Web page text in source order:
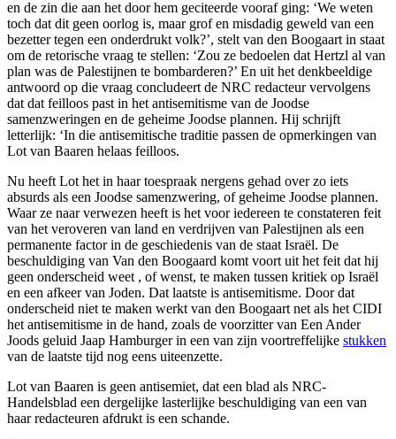
en de zin die aan het door hem geciteerde vooraf ging: ‘We weten
toch dat dit geen oorlog is, maar grof en misdadig geweld van een
bezetter tegen een onderdrukt volk?’, stelt van den Boogaart in staat
om de retorische vraag te stellen: ‘Zou ze bedoelen dat Hertzl al van
plan was de Palestijnen te bombarderen?’ En uit het denkbeeldige
antwoord op die vraag concludeert de NRC redacteur vervolgens
dat dat feilloos past in het antisemitisme van de Joodse
samenzweringen en de geheime Joodse plannen. Hij schrijft
letterlijk: ‘In die antisemitische traditie passen de opmerkingen van
Lot van Baaren helaas feilloos.
Nu heeft Lot het in haar toespraak nergens gehad over zo iets
absurds als een Joodse samenzwering, of geheime Joodse plannen.
Waar ze naar verwezen heeft is het voor iedereen te constateren feit
van het veroveren van land en verdrijven van Palestijnen als een
permanente factor in de geschiedenis van de staat Israël. De
beschuldiging van Van den Boogaard komt voort uit het feit dat hij
geen onderscheid weet , of wenst, te maken tussen kritiek op Israël
en een afkeer van Joden. Dat laatste is antisemitisme. Door dat
onderscheid niet te maken werkt van den Boogaart net als het CIDI
het antisemitisme in de hand, zoals de voorzitter van Een Ander
Joods geluid Jaap Hamburger in een van zijn voortreffelijke stukken
van de laatste tijd nog eens uiteenzette.
Lot van Baaren is geen antisemiet, dat een blad als NRC-
Handelsblad een dergelijke lasterlijke beschuldiging van een van
haar redacteuren afdrukt is een schande.